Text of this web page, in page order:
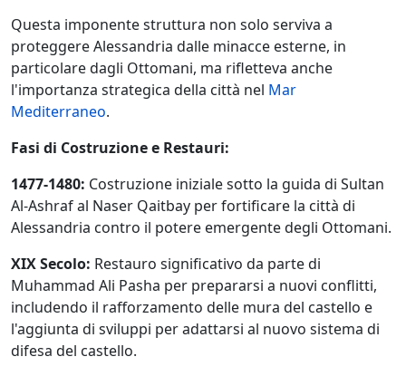
Questa imponente struttura non solo serviva a
proteggere Alessandria dalle minacce esterne, in
particolare dagli Ottomani, ma rifletteva anche
l'importanza strategica della città nel Mar
Mediterraneo.
Fasi di Costruzione e Restauri:
1477-1480: Costruzione iniziale sotto la guida di Sultan
Al-Ashraf al Naser Qaitbay per fortificare la città di
Alessandria contro il potere emergente degli Ottomani.
XIX Secolo: Restauro significativo da parte di
Muhammad Ali Pasha per prepararsi a nuovi conflitti,
includendo il rafforzamento delle mura del castello e
l'aggiunta di sviluppi per adattarsi al nuovo sistema di
difesa del castello.